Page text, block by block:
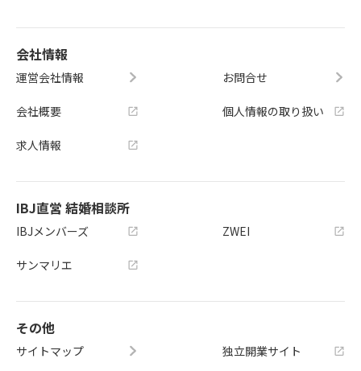
会社情報
運営会社情報
会社概要
求人情報
お問合せ
個人情報の取り扱い
IBJ直営 結婚相談所
IBJメンバーズ
サンマリエ
ZWEI
その他
サイトマップ
独立開業サイト